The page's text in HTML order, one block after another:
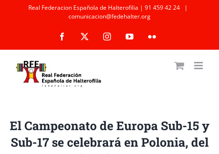
Real Federacion Española de Halterofilia | 91 459 42 24
|
comunicacion@fedehalter.org
Facebook InstagramYouTubeFlickr
El Campeonato de Europa Sub-15 y
Sub-17 se celebrará en Polonia, del